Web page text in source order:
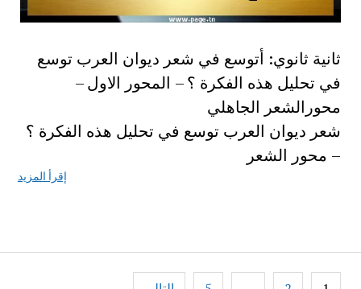
ثانية ثانوي: أتوسع في شعر ديوان العرب توسع
في تحليل هذه الفكرة ؟ – المحور الاول –
محورالشعر الجاهلي
شعر ديوان العرب توسع في تحليل هذه الفكرة ؟
– محور الشعر
إقرأ المزيد
تصفّح